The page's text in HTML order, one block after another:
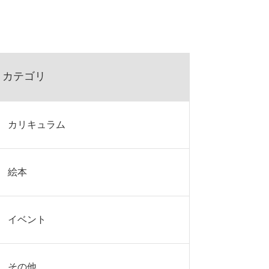
カテゴリ
カリキュラム
絵本
イベント
その他